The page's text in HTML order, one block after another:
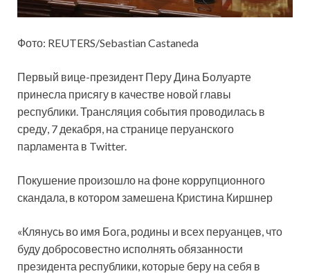
Фото: REUTERS/Sebastian Castaneda
Первый вице-президент Перу Дина Болуарте
принесла присягу в качестве новой главы
республики. Трансляция события проводилась в
среду, 7 декабря, на странице перуанского
парламента в Twitter.
Покушение произошло на фоне коррупционного
скандала, в котором замешена Кристина Киршнер
«Клянусь во имя Бога, родины и всех перуанцев, что
буду добросовестно исполнять обязанности
президента республики, которые беру на себя в